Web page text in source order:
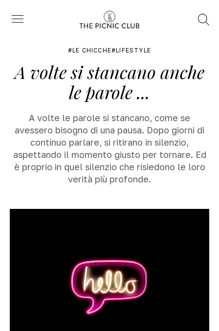
Menu
Trova
LE CHICCHE LIFESTYLE
A volte si stancano anche
le parole ...
A volte le parole si stancano, come se
avessero bisogno di una pausa. Dopo giorni di
continuo parlare, si ritirano in silenzio,
aspettando il momento giusto per tornare. Ed
è proprio in quel silenzio che risiedono le loro
verità più profonde.